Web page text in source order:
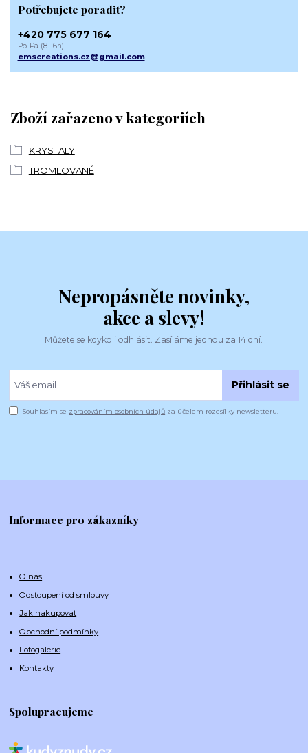
Zboží zařazeno v kategoriích
KRYSTALY
TROMLOVANÉ
Potřebujete poradit?
+420 775 677 164
Po-Pá (8-16h)
emscreations.cz@gmail.com
Nepropásněte novinky,
akce a slevy!
Můžete se kdykoli odhlásit. Zasíláme jednou za 14 dní.
Přihlásit se
Souhlasím se zpracováním osobních údajů za účelem rozesílky newsletteru.
Informace pro zákazníky
O nás
Odstoupení od smlouvy
Jak nakupovat
Obchodní podmínky
Fotogalerie
Kontakty
Spolupracujeme